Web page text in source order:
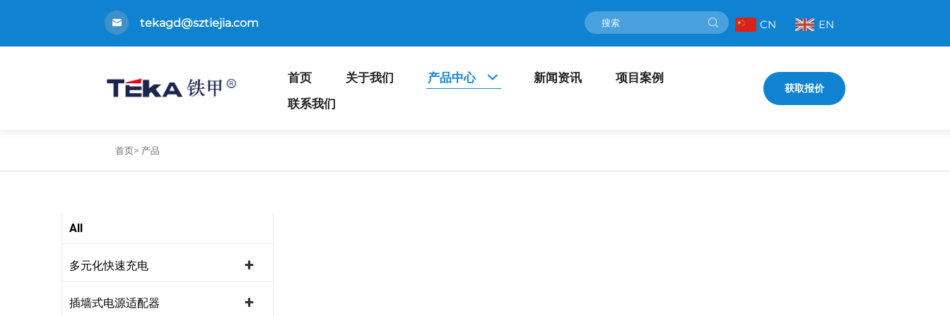
tekagd@sztiejia.com CN EN
首页 关于我们 产品中心 新闻资讯
项目案例
联系我们
获取报价
首页> 产品
All
多元化快速充电
插墙式电源适配器